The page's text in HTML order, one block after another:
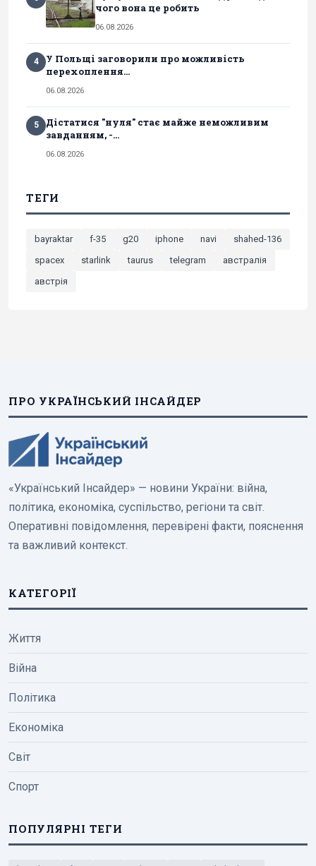
чого вона це робить
06.08.2026
4
У Польщі заговорили про можливість
перехоплення...
06.08.2026
5
Дістатися "нуля" стає майже неможливим
завданням, -...
06.08.2026
ТЕГИ
bayraktar f-35 g20 iphone navi
shahed-136
spacex
starlink taurus telegram
австралія
австрія
ПРО УКРАЇНСЬКИЙ ІНСАЙДЕР
«Український Інсайдер» — новини України: війна,
політика, економіка, суспільство, регіони та світ.
Оперативні повідомлення, перевірені факти, пояснення
та важливий контекст.
КАТЕГОРІЇ
Життя
Війна
Політика
Економіка
Світ
Спорт
ПОПУЛЯРНІ ТЕГИ